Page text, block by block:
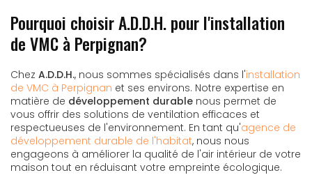
Pourquoi choisir A.D.D.H. pour l'installation
de VMC à Perpignan?
Chez A.D.D.H., nous sommes spécialisés dans l'installation
de VMC à Perpignan et ses environs. Notre expertise en
matière de développement durable nous permet de
vous offrir des solutions de ventilation efficaces et
respectueuses de l'environnement. En tant qu'agence de
développement durable de l'habitat, nous nous
engageons à améliorer la qualité de l'air intérieur de votre
maison tout en réduisant votre empreinte écologique.